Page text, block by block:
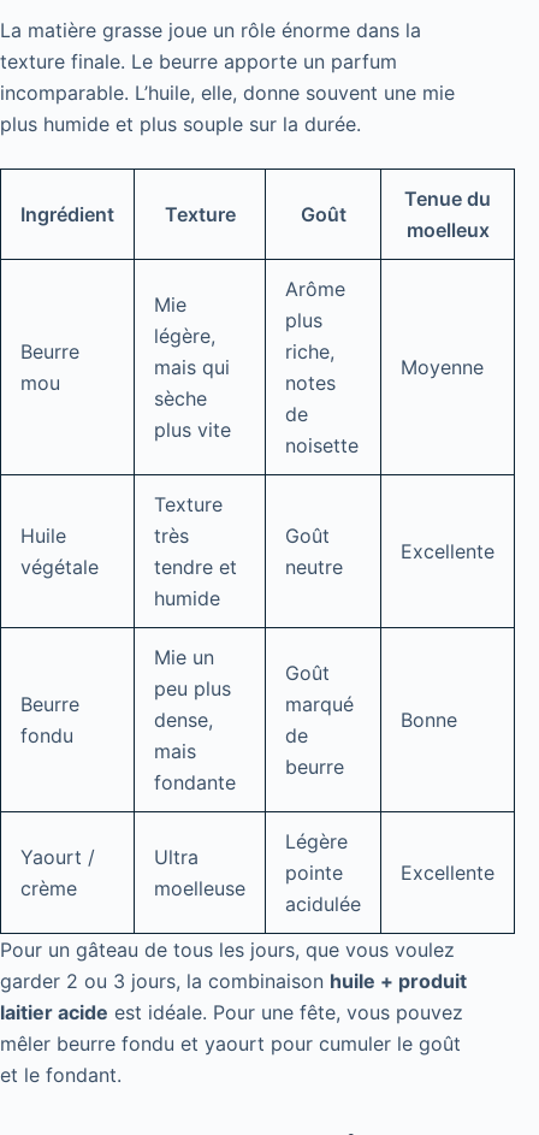
La matière grasse joue un rôle énorme dans la
texture finale. Le beurre apporte un parfum
incomparable. L’huile, elle, donne souvent une mie
plus humide et plus souple sur la durée.
Ingrédient Texture Goût
Tenue du
moelleux
Beurre
mou
Mie
légère,
mais qui
sèche
plus vite
Arôme
plus
riche,
notes
de
noisette
Moyenne
Huile
végétale
Texture
très
tendre et
humide
Goût
neutre
Excellente
Beurre
fondu
Mie un
peu plus
dense,
mais
fondante
Goût
marqué
de
beurre
Bonne
Yaourt /
crème
Ultra
moelleuse
Légère
pointe
acidulée
Excellente
Pour un gâteau de tous les jours, que vous voulez
garder 2 ou 3 jours, la combinaison huile + produit
laitier acide est idéale. Pour une fête, vous pouvez
mêler beurre fondu et yaourt pour cumuler le goût
et le fondant.